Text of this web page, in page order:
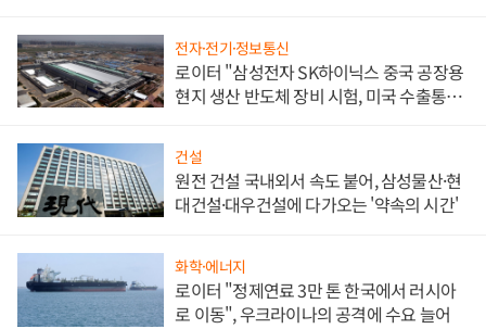
전자·전기·정보통신
로이터 "삼성전자 SK하이닉스 중국 공장용
현지 생산 반도체 장비 시험, 미국 수출통제
건설
원전 건설 국내외서 속도 붙어, 삼성물산·현
대건설·대우건설에 다가오는 '약속의 시간'
화학·에너지
로이터 "정제연료 3만 톤 한국에서 러시아
로 이동", 우크라이나의 공격에 수요 늘어